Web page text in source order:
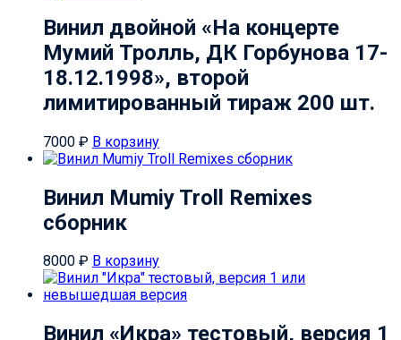
Винил двойной «На концерте
Мумий Тролль, ДК Горбунова 17-
18.12.1998», второй
лимитированный тираж 200 шт.
7000 ₽ В корзину
Винил Mumiy Troll Remixes
сборник
8000 ₽ В корзину
Винил «Икра» тестовый, версия 1